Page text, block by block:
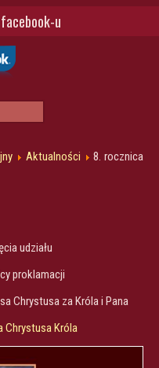
u
Aktualności
8. rocznica
udziału
proklamacji
Chrystusa za Króla i Pana
Chrystusa Króla